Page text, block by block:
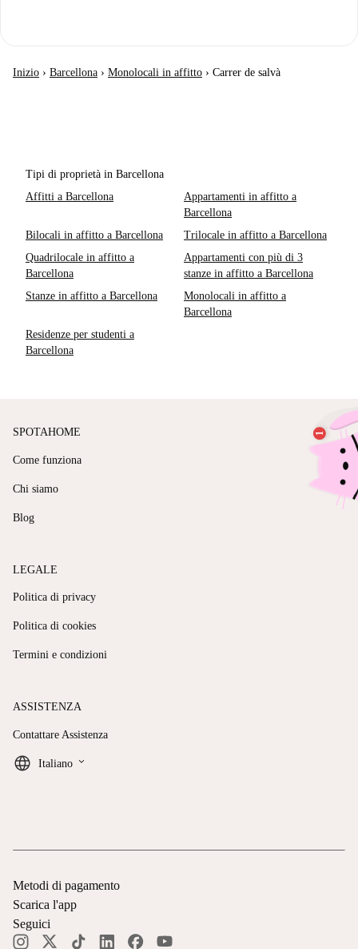
Inizio › Barcellona › Monolocali in affitto › Carrer de salvà
Tipi di proprietà in Barcellona
Affitti a Barcellona
Appartamenti in affitto a
Barcellona
Bilocali in affitto a Barcellona
Trilocale in affitto a Barcellona
Quadrilocale in affitto a
Barcellona
Appartamenti con più di 3
stanze in affitto a Barcellona
Stanze in affitto a Barcellona
Monolocali in affitto a
Barcellona
Residenze per studenti a
Barcellona
SPOTAHOME
Come funziona
Chi siamo
Blog
LEGALE
Politica di privacy
Politica di cookies
Termini e condizioni
ASSISTENZA
Contattare Assistenza
Italiano keyboard_arrow_down
Metodi di pagamento
Scarica l'app
Seguici